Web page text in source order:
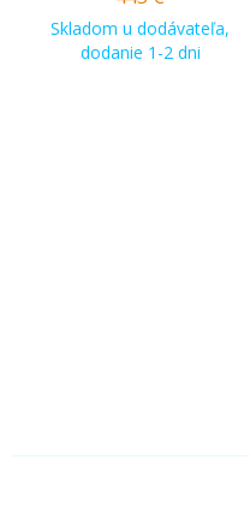
Skladom u dodávateľa,
dodanie 1-2 dni